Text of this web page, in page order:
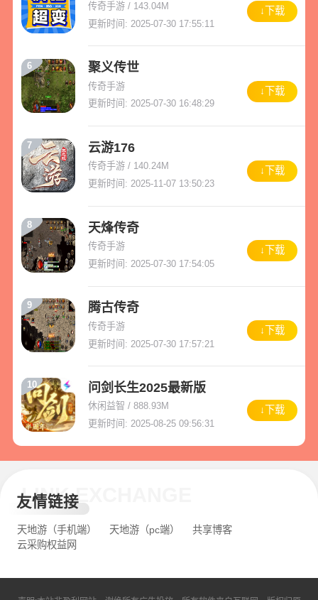
传奇手游 / 143.04M
更新时间: 2025-07-30 17:55:11
↓下载
6 聚义传世
传奇手游
更新时间: 2025-07-30 16:48:29
↓下载
7 云游176
传奇手游 / 140.24M
更新时间: 2025-11-07 13:50:23
↓下载
8 天烽传奇
传奇手游
更新时间: 2025-07-30 17:54:05
↓下载
9 腾古传奇
传奇手游
更新时间: 2025-07-30 17:57:21
↓下载
10 问剑长生2025最新版
休闲益智 / 888.93M
更新时间: 2025-08-25 09:56:31
↓下载
友情链接
LINK EXCHANGE
天地游（手机端） 天地游（pc端）
共享博客
云采购权益网